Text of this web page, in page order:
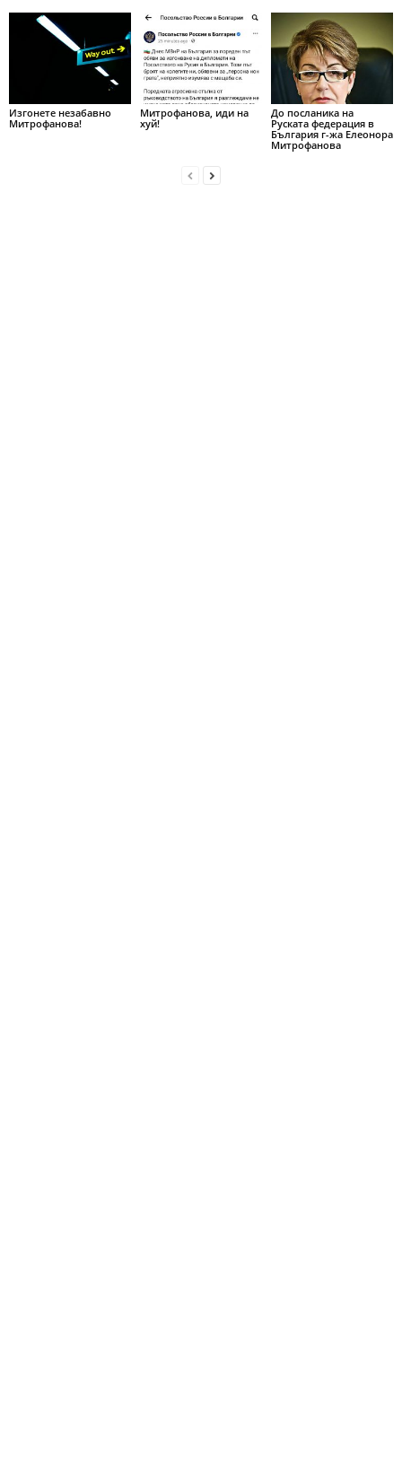
Изгонете незабавно
Митрофанова!
Митрофанова, иди на
хуй!
До посланика на
Руската федерация в
България г-жа Елеонора
Митрофанова